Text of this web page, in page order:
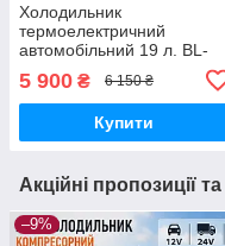
Холодильник
термоелектричний
автомобільний 19 л. BL-
219-19L DC/AC 12/24/
60W
5 900 ₴ 6 150 ₴
Купити
Акційні пропозиції
–9%